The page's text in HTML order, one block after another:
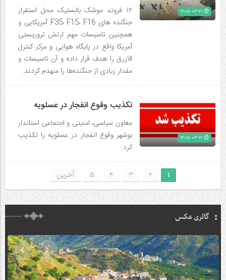
۱۲ فروند موشک بالستیک محل استقرار
جنگنده های F35، F15، F16 آمریکایی و
همچنین تاسیسات مهم ارتش تروریستی
آمریکا واقع در پایگاه هوایی و مرکز کنترل
الازرق را هدف قرار داده و آن تاسیسات و
مقدار زیادی از جنگنده‌ها را منهدم کردند.
تکذیب وقوع انفجار در عسلویه
معاون سیاسی، امنیتی و اجتماعی استاندار
بوشهر وقوع انفجار در عسلویه را تکذیب
کرد.
1
2
3
4
5 آخرین
گالری عکس